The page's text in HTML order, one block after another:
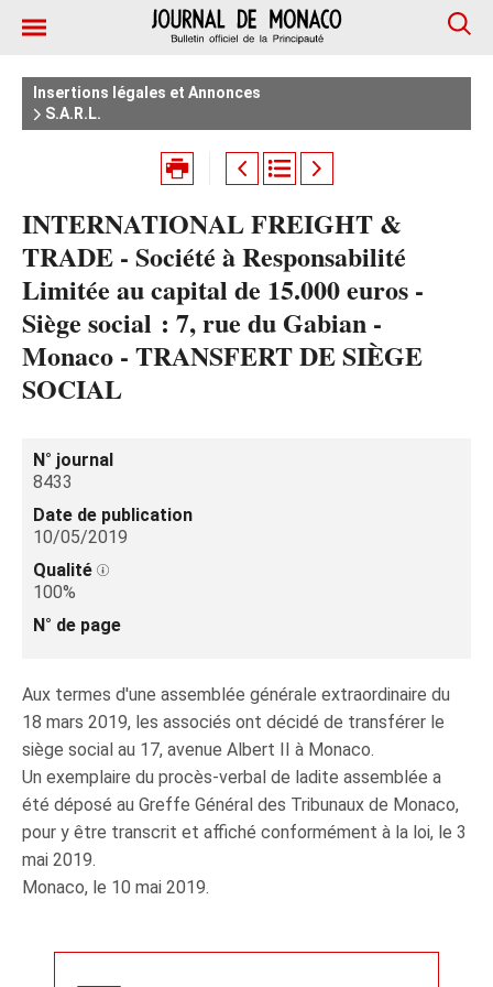
Insertions légales et Annonces
S.A.R.L.
INTERNATIONAL FREIGHT &
TRADE - Société à Responsabilité
Limitée au capital de 15.000 euros -
Siège social : 7, rue du Gabian -
Monaco - TRANSFERT DE SIÈGE
SOCIAL
N° journal
8433
Date de publication
10/05/2019
Qualité
100%
N° de page
Aux termes d'une assemblée générale extraordinaire du
18 mars 2019, les associés ont décidé de transférer le
siège social au 17, avenue Albert II à Monaco.
Un exemplaire du procès-verbal de ladite assemblée a
été déposé au Greffe Général des Tribunaux de Monaco,
pour y être transcrit et affiché conformément à la loi, le 3
mai 2019.
Monaco, le 10 mai 2019.